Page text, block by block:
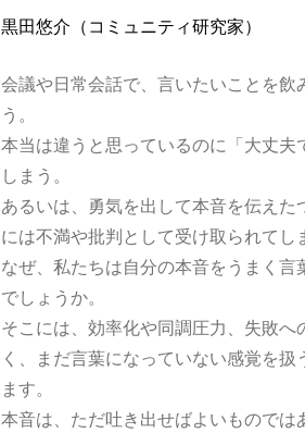
黒田悠介（コミュニティ研究家）
会議や日常会話で、言いたいことを飲
う。
本当は違うと思っているのに「大丈夫
しまう。
あるいは、勇気を出して本音を伝えた
には不満や批判として受け取られてし
なぜ、私たちは自分の本音をうまく言
でしょうか。
そこには、効率化や同調圧力、失敗へ
く、まだ言葉になっていない感覚を扱
ます。
本音は、ただ吐き出せばよいものでは